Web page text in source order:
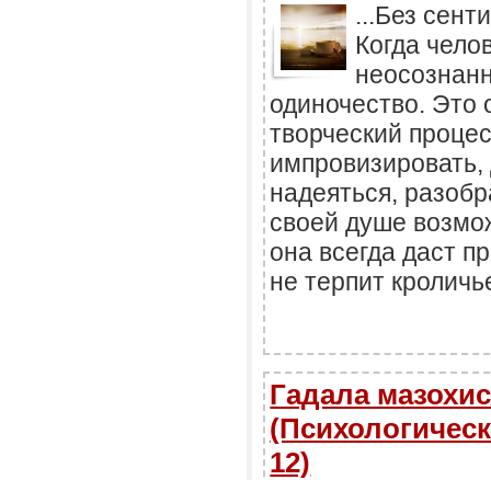
...Без
Когда
одиночество. Это
творческий
надеяться,
своей душе
она всегда даст
не терпит
Гадала
12)